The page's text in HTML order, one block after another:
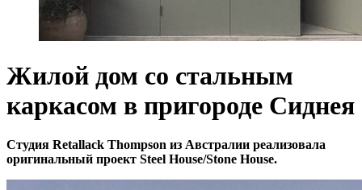
Жилой дом со стальным
каркасом в пригороде Сиднея
Студия Retallack Thompson из Австралии реализовала
оригинальный проект Steel House/Stone House.